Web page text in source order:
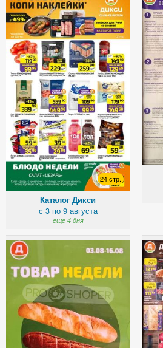
24 стр.
Каталог Дикси
с 3 по 9 августа
еще 4 дня